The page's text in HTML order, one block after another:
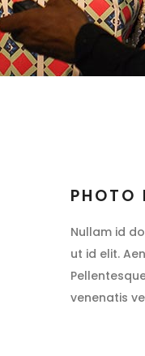
PHOTO
Nullam id
ut id elit.
venenatis